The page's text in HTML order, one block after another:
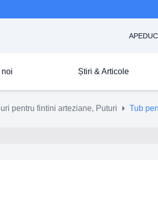
noi Știri & Articole
pentru fintini arteziane, Puturi Tub